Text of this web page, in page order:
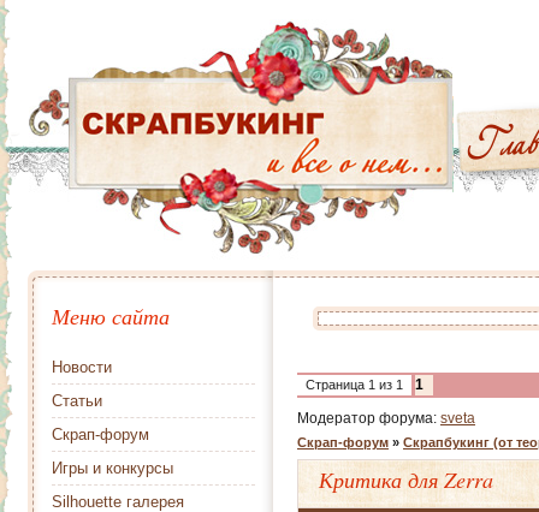
Меню сайта
Новости
Статьи
Скрап-форум
Игры и конкурсы
Silhouette галерея
Страница 1 из 1
1
Модератор форума: sveta
Скрап-форум » Скрапбукинг (от
Критика для Zerra